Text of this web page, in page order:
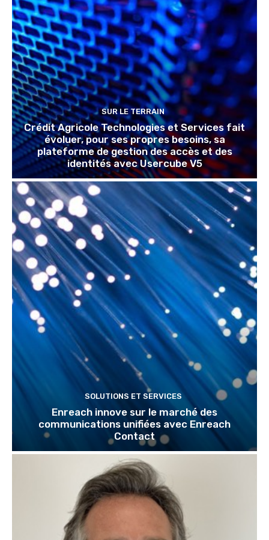
SUR LE TERRAIN
Crédit Agricole Technologies et Services fait
évoluer, pour ses propres besoins, sa
plateforme de gestion des accès et des
identités avec Usercube V5
SOLUTIONS ET SERVICES
Enreach innove sur le marché des
communications unifiées avec Enreach
Contact